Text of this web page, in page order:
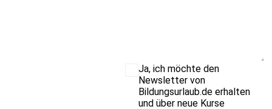
Ja, ich möchte den
Newsletter von
Bildungsurlaub.de erhalten
und über neue Kurse